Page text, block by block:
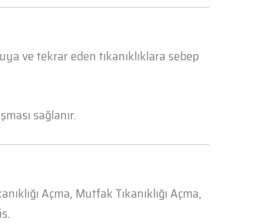
ve tekrar eden tıkanıklıklara sebep
sağlanır.
Açma, Mutfak Tıkanıklığı Açma,